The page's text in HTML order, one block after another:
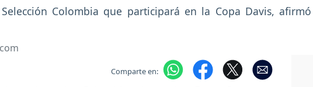
Colombia que participará en la Copa Davis,
Comparte en: